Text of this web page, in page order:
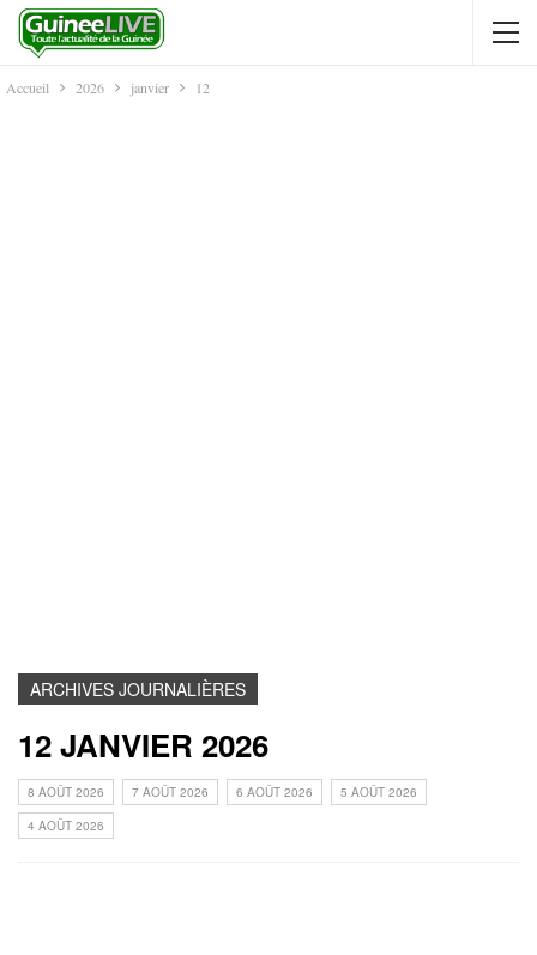
Accueil 2026 janvier 12
ARCHIVES JOURNALIÈRES
12 JANVIER 2026
8 AOÛT 2026 7 AOÛT 2026 6 AOÛT 2026
5 AOÛT 2026
4 AOÛT 2026